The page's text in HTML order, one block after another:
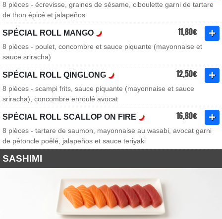
8 pièces - écrevisse, graines de sésame, ciboulette garni de tartare
de thon épicé et jalapeños
SPÉCIAL ROLL MANGO 11,80€
8 pièces - poulet, concombre et sauce piquante (mayonnaise et
sauce sriracha)
SPÉCIAL ROLL QINGLONG 12,50€
8 pièces - scampi frits, sauce piquante (mayonnaise et sauce
sriracha), concombre enroulé avocat
SPÉCIAL ROLL SCALLOP ON FIRE 16,80€
8 pièces - tartare de saumon, mayonnaise au wasabi, avocat garni
de pétoncle poêlé, jalapeños et sauce teriyaki
SASHIMI